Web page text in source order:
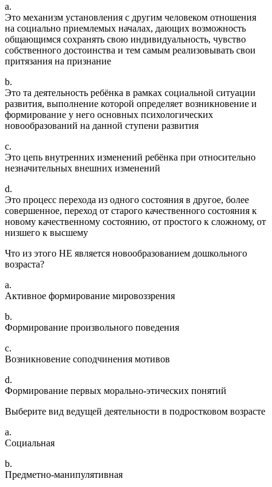
a.
Это механизм установления с другим человеком отношения
на социально приемлемых началах, дающих возможность
общающимся сохранять свою индивидуальность, чувство
собственного достоинства и тем самым реализовывать свои
притязания на признание
b.
Это та деятельность ребёнка в рамках социальной ситуации
развития, выполнение которой определяет возникновение и
формирование у него основных психологических
новообразований на данной ступени развития
c.
Это цепь внутренних изменений ребёнка при относительно
незначительных внешних изменений
d.
Это процесс перехода из одного состояния в другое, более
совершенное, переход от старого качественного состояния к
новому качественному состоянию, от простого к сложному, от
низшего к высшему
Что из этого НЕ является новообразованием дошкольного
возраста?
a.
Активное формирование мировоззрения
b.
Формирование произвольного поведения
c.
Возникновение соподчинения мотивов
d.
Формирование первых морально-этических понятий
Выберите вид ведущей деятельности в подростковом возрасте
a.
Социальная
b.
Предметно-манипулятивная